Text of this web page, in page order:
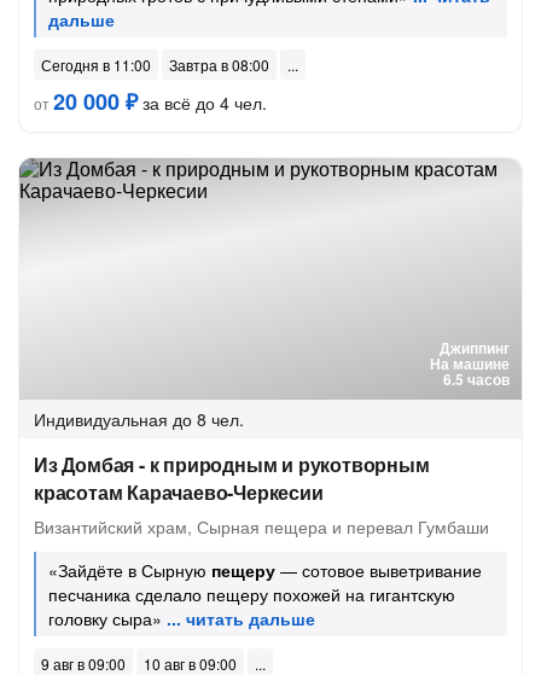
Сегодня в 11:00
Завтра в 08:00
от20 000 ₽за всё до 4 чел.
Джиппинг
На машине
6.5 часов
Индивидуальная до 8 чел.
Из Домбая - к природным и рукотворным
красотам Карачаево-Черкесии
Византийский храм, Сырная пещера и перевал Гумбаши
«Зайдёте в Сырную пещеру — сотовое выветривание
песчаника сделало пещеру похожей на гигантскую
головку сыра»
9 авг в 09:00
10 авг в 09:00